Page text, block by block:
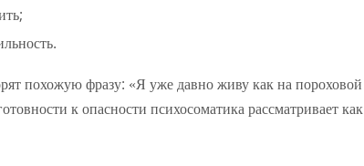
похожую фразу: «Я уже давно живу как на пороховой
к опасности психосоматика рассматривает как